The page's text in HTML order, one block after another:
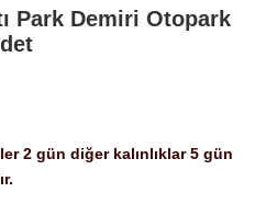
Park Demiri Otopark
2 gün diğer kalınlıklar 5 gün